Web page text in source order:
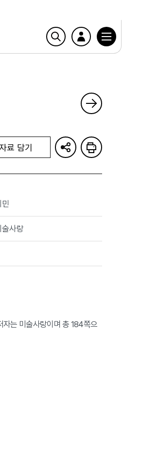
료 담기
민
술사랑
자는 미술사랑이며 총 184쪽으